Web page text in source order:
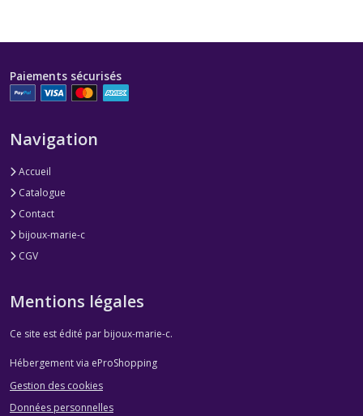
Paiements sécurisés
Navigation
Accueil
Catalogue
Contact
bijoux-marie-c
CGV
Mentions légales
Ce site est édité par bijoux-marie-c.
Hébergement via eProShopping
Gestion des cookies
Données personnelles